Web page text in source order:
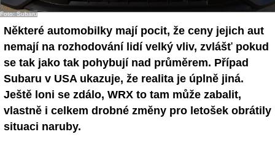
Foto: Subaru
Některé automobilky mají pocit, že ceny jejich aut
nemají na rozhodování lidí velký vliv, zvlášť pokud
se tak jako tak pohybují nad průměrem. Případ
Subaru v USA ukazuje, že realita je úplně jiná.
Ještě loni se zdálo, WRX to tam může zabalit,
vlastně i celkem drobné změny pro letošek obrátily
situaci naruby.